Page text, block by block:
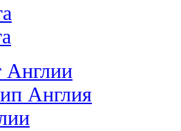
Англии
Англия